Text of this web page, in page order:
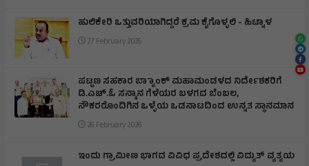
ಹುಲಿಕೇರಿ ಒತ್ತುವರಿಯಾಗಿದ್ದರೆ ಕ್ರಮ ಕೈಗೊಳ್ಳಲಿ - ಹಿಟ್ನಾಳ
27 February 2026
ಪಟ್ಟಣ ಸಹಕಾರ ಬ್ಯಾಾಂಕ್ ಮಹಾಮಂಡಳದ ನಿರ್ದೇಶಕರಿಗೆ
ಡಿ.ಎಚ್.ಓ ಸನ್ಮಾನ ಗೆಳೆಯರ ಬಳಗದ ಬೆಂಬಲ,
ನೌಕರರೊಂದಿಗಿನ ಒಳ್ಳೆಯ ಒಡನಾಟದಿಂದ ಉನ್ನತ ಸ್ಥಾನಮಾನ
26 February 2026
ಇಂದು ಗ್ರಾಮೀಣ ಭಾಗದ ವಿವಿಧ ಪ್ರದೇಶದಲ್ಲಿ ವಿದ್ಯುತ್ ವ್ಯತ್ಯಯ